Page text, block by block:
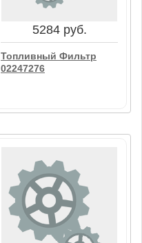
5284 руб.
Топливный Фильтр
02247276
5284 руб.